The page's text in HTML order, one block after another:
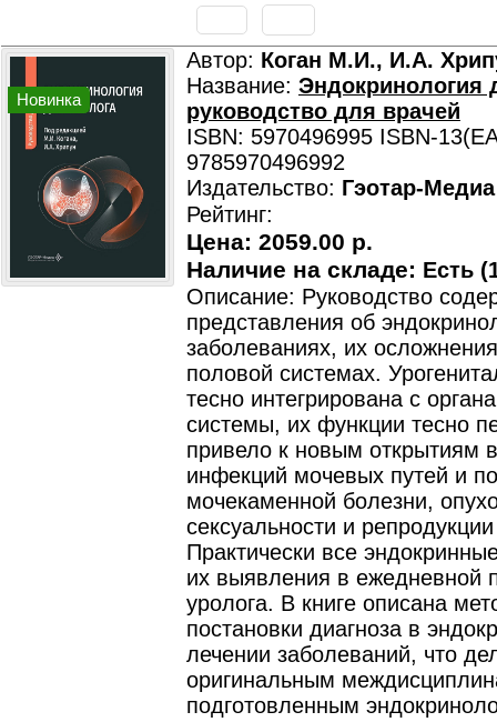
Новинка
Автор: Коган М.И., И.А.
Название: Эндокринология
руководство для врачей
ISBN: 5970496995 ISBN-
9785970496992
Издательство: Гэотар-Медиа
Рейтинг:
Цена: 2059.00 р.
Наличие на складе: Есть
Описание: Руководство
представления об
заболеваниях, их
половой системах.
тесно интегрирована с
системы, их функции тесно
привело к новым открытиям
инфекций мочевых путей и
мочекаменной болезни,
сексуальности и
Практически все
их выявления в ежедневной
уролога. В книге описана
постановки диагноза в
лечении заболеваний, что
оригинальным
подготовленным